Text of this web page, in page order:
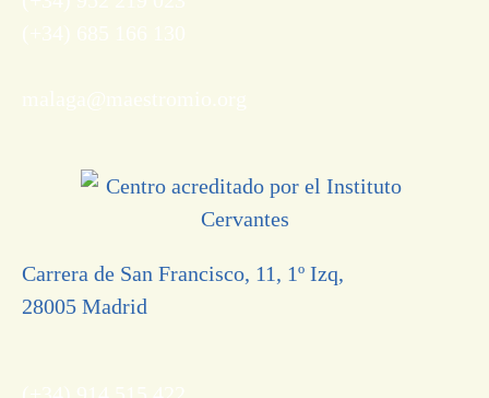
Carrera de San Francisco, 11, 1º Izq,
28005 Madrid